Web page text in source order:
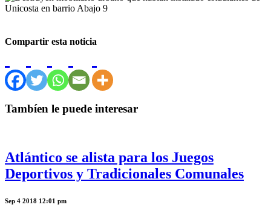
Compartir esta noticia
Tambíen le puede interesar
Atlántico se alista para los Juegos
Deportivos y Tradicionales Comunales
Sep 4 2018 12:01 pm